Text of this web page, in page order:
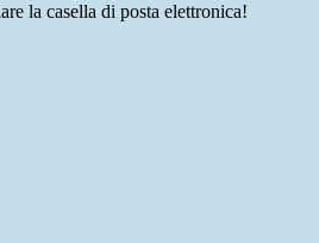
la casella di posta elettronica!